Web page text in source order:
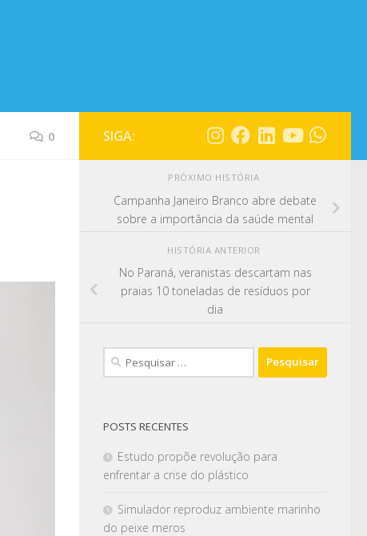
0 SIGA:
PRÓXIMO HISTÓRIA
Campanha Janeiro Branco abre debate
sobre a importância da saúde mental
HISTÓRIA ANTERIOR
No Paraná, veranistas descartam nas
praias 10 toneladas de resíduos por
dia
POSTS RECENTES
Estudo propõe revolução para
enfrentar a crise do plástico
Simulador reproduz ambiente marinho
do peixe meros